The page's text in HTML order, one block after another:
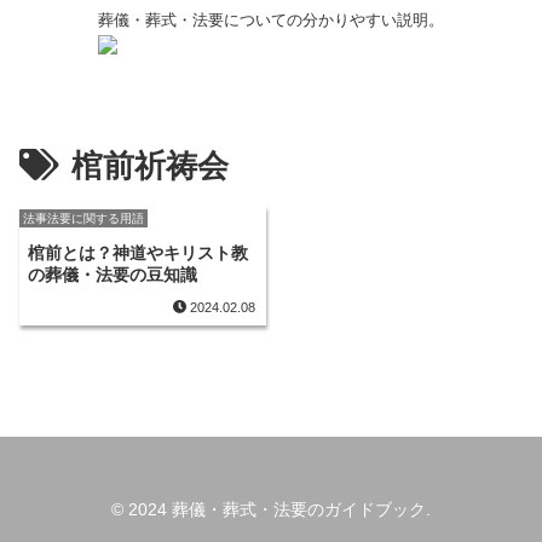
葬儀・葬式・法要についての分かりやすい説明。
棺前祈祷会
法事法要に関する用語
棺前とは？神道やキリスト教
の葬儀・法要の豆知識
2024.02.08
© 2024 葬儀・葬式・法要のガイドブック.